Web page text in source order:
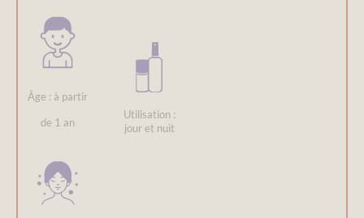
Âge : à partir
de 1 an
Utilisation :
jour et nuit